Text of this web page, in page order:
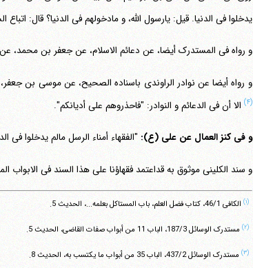
یدخلوا فی الدنیا. قیل: یارسول الله، و مادخولهم فی الدنیا؟ قال:
و رواه فی المستدرک أیضا، عن دعائم الاسلام، عن جعفر بن محمد،
و رواه أیضا عن نوادر الراوندی باسناده الصحیح، عن موسی بن
(۴) الا أن فی الدعائم و النوادر: "فاحذروهم علی أدیانکم".
و فی کنز العمال عن علی (ع): "الفقهاء أمناء الرسل مالم یدخلوا فی
و سند الکلینی موثوق به قداعتمد فقهاؤنا علی هذا السند فی الابواب
(۱) الکافی ‏46/1، کتاب فضل العلم، باب المستاکل بعلمه...، الحدیث 5.
(۲) مستدرک الوسائل ‏187/3، الباب 11 من أبواب صفات القاضی، الحدیث 5.
(۳) مستدرک الوسائل ‏437/2، الباب 35 من أبواب ما یکتسب به، الحدیث 8.
تلفن 37740011-25-98+ تا 14
فکس37740015-25-98+